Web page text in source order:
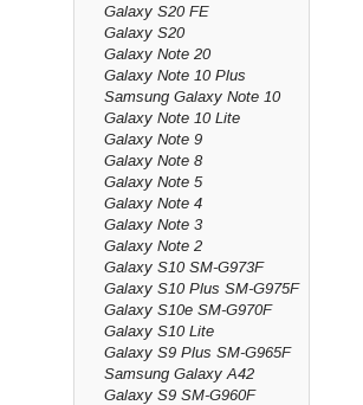
Galaxy S20 FE
Galaxy S20
Galaxy Note 20
Galaxy Note 10 Plus
Samsung Galaxy Note 10
Galaxy Note 10 Lite
Galaxy Note 9
Galaxy Note 8
Galaxy Note 5
Galaxy Note 4
Galaxy Note 3
Galaxy Note 2
Galaxy S10 SM-G973F
Galaxy S10 Plus SM-G975F
Galaxy S10e SM-G970F
Galaxy S10 Lite
Galaxy S9 Plus SM-G965F
Samsung Galaxy A42
Galaxy S9 SM-G960F